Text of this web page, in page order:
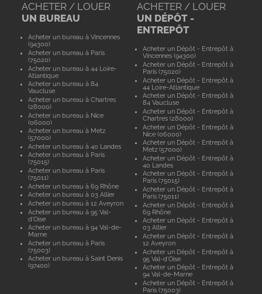
ACHETER / LOUER
UN BUREAU
Acheter un bureau à Vincennes
(94300)
Acheter un bureau à Paris
(75020)
Acheter un bureau à 44 Loire-
Atlantique
Acheter un bureau à 84
Vaucluse
Acheter un bureau à Chartres
(28000)
Acheter un bureau à Nice
(06000)
Acheter un bureau à Metz
(57000)
Acheter un bureau à 40 Landes
Acheter un bureau à Paris
(75015)
Acheter un bureau à Paris
(75011)
Acheter un bureau à 69 Rhône
Acheter un bureau à 03 Allier
Acheter un bureau à 12 Aveyron
Acheter un bureau à 95 Val-
d'Oise
Acheter un bureau à 94 Val-de-
Marne
Acheter un bureau à Paris
(75003)
Acheter un bureau à Saint Denis
(97400)
ACHETER / LOUER
UN DÉPÔT -
ENTREPÔT
Acheter un Dépôt - Entrepôt à
Vincennes (94300)
Acheter un Dépôt - Entrepôt à
Paris (75020)
Acheter un Dépôt - Entrepôt à
44 Loire-Atlantique
Acheter un Dépôt - Entrepôt à
84 Vaucluse
Acheter un Dépôt - Entrepôt à
Chartres (28000)
Acheter un Dépôt - Entrepôt à
Nice (06000)
Acheter un Dépôt - Entrepôt à
Metz (57000)
Acheter un Dépôt - Entrepôt à
40 Landes
Acheter un Dépôt - Entrepôt à
Paris (75015)
Acheter un Dépôt - Entrepôt à
Paris (75011)
Acheter un Dépôt - Entrepôt à
69 Rhône
Acheter un Dépôt - Entrepôt à
03 Allier
Acheter un Dépôt - Entrepôt à
12 Aveyron
Acheter un Dépôt - Entrepôt à
95 Val-d'Oise
Acheter un Dépôt - Entrepôt à
94 Val-de-Marne
Acheter un Dépôt - Entrepôt à
Paris (75003)